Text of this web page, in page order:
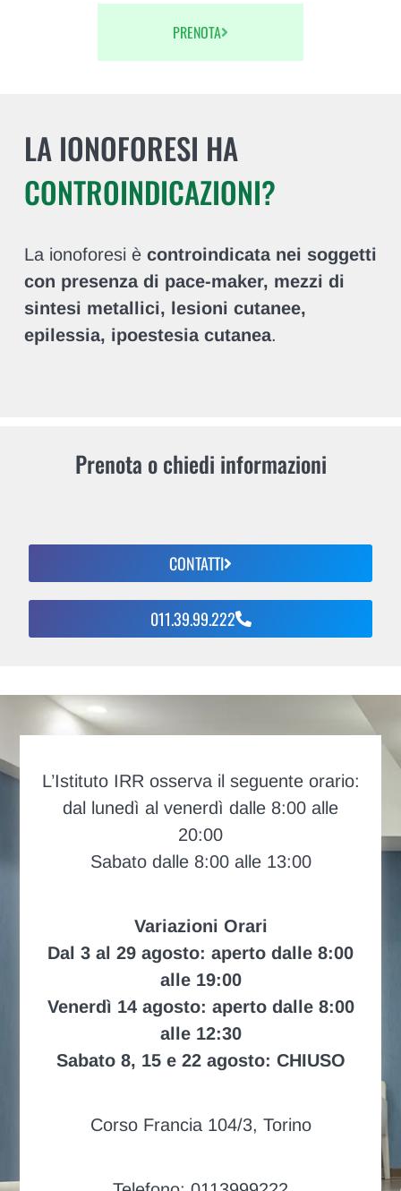
PRENOTA
LA IONOFORESI HA
CONTROINDICAZIONI?
La ionoforesi è controindicata nei soggetti
con presenza di pace-maker, mezzi di
sintesi metallici, lesioni cutanee,
epilessia, ipoestesia cutanea.
Prenota o chiedi informazioni
CONTATTI
011.39.99.222
L’Istituto IRR osserva il seguente orario:
dal lunedì al venerdì dalle 8:00 alle
20:00
Sabato dalle 8:00 alle 13:00
Variazioni Orari
Dal 3 al 29 agosto: aperto dalle 8:00
alle 19:00
Venerdì 14 agosto: aperto dalle 8:00
alle 12:30
Sabato 8, 15 e 22 agosto: CHIUSO
Corso Francia 104/3, Torino